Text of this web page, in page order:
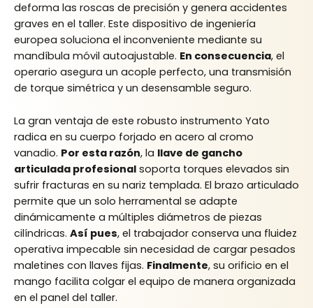
deforma las roscas de precisión y genera accidentes
graves en el taller. Este dispositivo de ingeniería
europea soluciona el inconveniente mediante su
mandíbula móvil autoajustable. En consecuencia, el
operario asegura un acople perfecto, una transmisión
de torque simétrica y un desensamble seguro.
La gran ventaja de este robusto instrumento Yato
radica en su cuerpo forjado en acero al cromo
vanadio. Por esta razón, la llave de gancho
articulada profesional soporta torques elevados sin
sufrir fracturas en su nariz templada. El brazo articulado
permite que un solo herramental se adapte
dinámicamente a múltiples diámetros de piezas
cilíndricas. Así pues, el trabajador conserva una fluidez
operativa impecable sin necesidad de cargar pesados
maletines con llaves fijas. Finalmente, su orificio en el
mango facilita colgar el equipo de manera organizada
en el panel del taller.